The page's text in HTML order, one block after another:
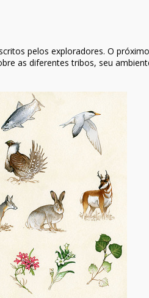
pelos exploradores. O
as diferentes tribos, seu